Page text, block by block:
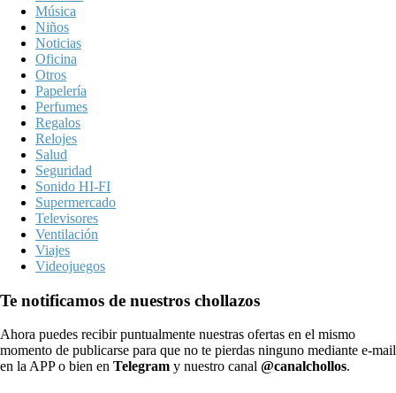
Música
Niños
Noticias
Oficina
Otros
Papelería
Perfumes
Regalos
Relojes
Salud
Seguridad
Sonido HI-FI
Supermercado
Televisores
Ventilación
Viajes
Videojuegos
Te notificamos de nuestros chollazos
Ahora puedes recibir puntualmente nuestras ofertas en el mismo
momento de publicarse para que no te pierdas ninguno mediante e-mail
en la APP o bien en Telegram y nuestro canal @canalchollos.